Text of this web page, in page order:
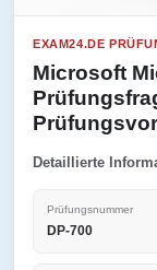
EXAM24.DE
Microsoft
Detaillierte
Prüfungsnummer
DP-700